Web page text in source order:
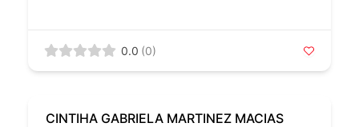
0.0 (0)
CINTIHA GABRIELA MARTINEZ MACIAS